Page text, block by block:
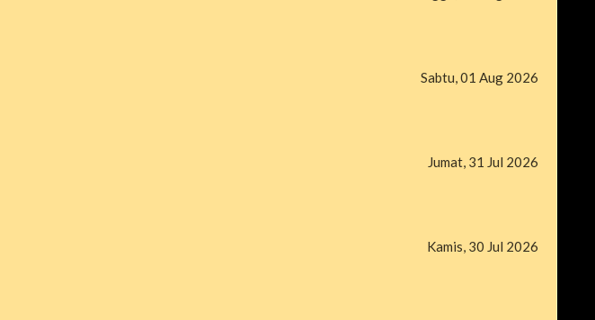
Sabtu, 01 Aug 2026
Jumat, 31 Jul 2026
Kamis, 30 Jul 2026